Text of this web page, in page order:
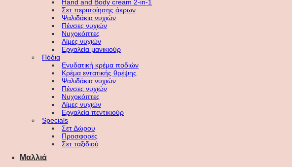
Hand and Body cream 2-in-1
Σετ περιποίησης άκρων
Ψαλιδάκια νυχιών
Πένσες νυχιών
Νυχοκόπτες
Λίμες νυχιών
Εργαλεία μανικιούρ
Πόδια
Ενυδατική κρέμα ποδιών
Κρέμα εντατικής θρέψης
Ψαλιδάκια νυχιών
Πένσες νυχιών
Νυχοκόπτες
Λίμες νυχιών
Εργαλεία πεντικιούρ
Specials
Σετ Δώρου
Προσφορές
Σετ ταξιδιού
Μαλλιά